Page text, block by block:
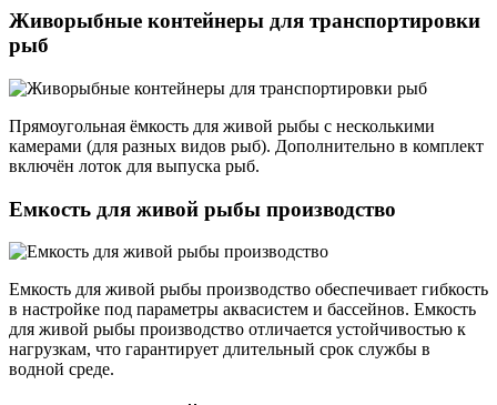
Живорыбные контейнеры для транспортировки
рыб
Прямоугольная ёмкость для живой рыбы с несколькими
камерами (для разных видов рыб). Дополнительно в комплект
включён лоток для выпуска рыб.
Емкость для живой рыбы производство
Емкость для живой рыбы производство обеспечивает гибкость
в настройке под параметры аквасистем и бассейнов. Емкость
для живой рыбы производство отличается устойчивостью к
нагрузкам, что гарантирует длительный срок службы в
водной среде.